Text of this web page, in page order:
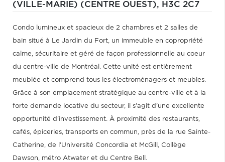
(VILLE-MARIE) (CENTRE OUEST), H3C 2C7
Condo lumineux et spacieux de 2 chambres et 2 salles de
bain situé à Le Jardin du Fort, un immeuble en copropriété
calme, sécuritaire et géré de façon professionnelle au coeur
du centre-ville de Montréal. Cette unité est entièrement
meublée et comprend tous les électroménagers et meubles.
Grâce à son emplacement stratégique au centre-ville et à la
forte demande locative du secteur, il s'agit d'une excellente
opportunité d'investissement. À proximité des restaurants,
cafés, épiceries, transports en commun, près de la rue Sainte-
Catherine, de l'Université Concordia et McGill, Collège
Dawson, métro Atwater et du Centre Bell.